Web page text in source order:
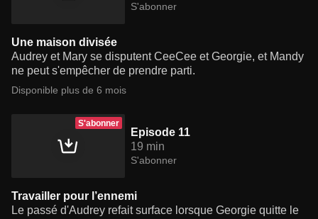
S'abonner
Une maison divisée
Audrey et Mary se disputent CeeCee et Georgie, et Mandy
ne peut s'empêcher de prendre parti.
Disponible plus de 6 mois
S'abonner
Episode 11
19 min
S'abonner
Travailler pour l’ennemi
Le passé d'Audrey refait surface lorsque Georgie quitte le